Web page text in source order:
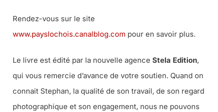
Rendez-vous sur le site
www.payslochois.canalblog.com pour en savoir plus.
Le livre est édité par la nouvelle agence Stela Edition,
qui vous remercie d’avance de votre soutien. Quand on
connait Stephan, la qualité de son travail, de son regard
photographique et son engagement, nous ne pouvons